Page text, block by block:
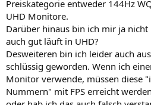
Preiskategorie entweder 144Hz
UHD Monitore.
Darüber hinaus bin ich mir ja nicht
auch gut läuft in UHD?
Desweiteren bin ich leider auch
schlüssig geworden. Wenn ich
Monitor verwende, müssen diese
Nummern" mit FPS erreicht